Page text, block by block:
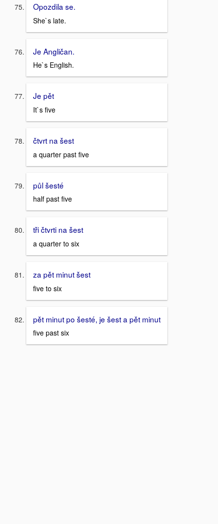
Opozdila se.
She`s late.
Je Angličan.
He`s English.
Je pět
It`s five
čtvrt na šest
a quarter past five
půl šesté
half past five
tři čtvrti na šest
a quarter to six
za pět minut šest
five to six
pět minut po šesté, je šest a pět minut
five past six